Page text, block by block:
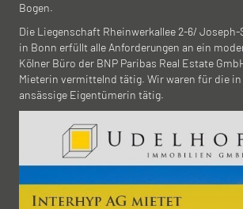
Bogen.
Die Liegenschaft Rheinwerkallee 2-6/ Joseph-
in Bonn erfüllt alle Anforderungen an ein
Kölner Büro der BNP Paribas Real Estate
Mieterin vermittelnd tätig. Wir waren für die
ansässige Eigentümerin tätig.